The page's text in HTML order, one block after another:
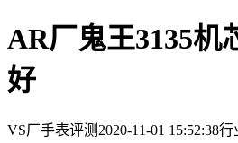
AR厂鬼王3135机
好
VS厂手表评测 2020-11-01 15:52:38行